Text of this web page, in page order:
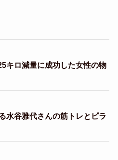
キロ減量に成功した女性の物
水谷雅代さんの筋トレとピラ